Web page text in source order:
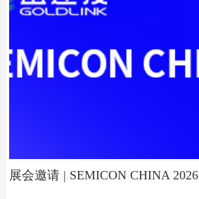
展会邀请 | SEMICON CHINA 2026